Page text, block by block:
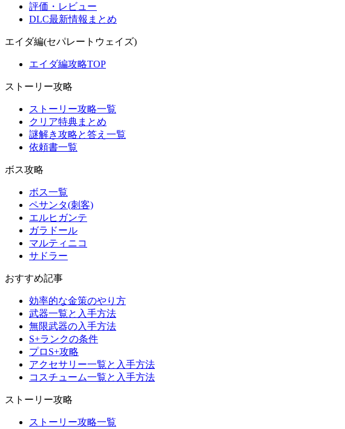
評価・レビュー
DLC最新情報まとめ
エイダ編(セパレートウェイズ)
エイダ編攻略TOP
ストーリー攻略
ストーリー攻略一覧
クリア特典まとめ
謎解き攻略と答え一覧
依頼書一覧
ボス攻略
ボス一覧
ペサンタ(刺客)
エルヒガンテ
ガラドール
マルティニコ
サドラー
おすすめ記事
効率的な金策のやり方
武器一覧と入手方法
無限武器の入手方法
S+ランクの条件
プロS+攻略
アクセサリー一覧と入手方法
コスチューム一覧と入手方法
ストーリー攻略
ストーリー攻略一覧